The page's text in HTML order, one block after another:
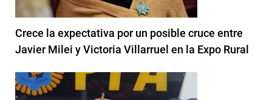
Crece la expectativa por un posible cruce entre
Javier Milei y Victoria Villarruel en la Expo Rural